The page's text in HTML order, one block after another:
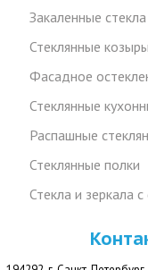
Закаленные стекла
Стеклянные
Фасадное
Стеклянные
Распашные
Стеклянные полки
Стекла и зеркала